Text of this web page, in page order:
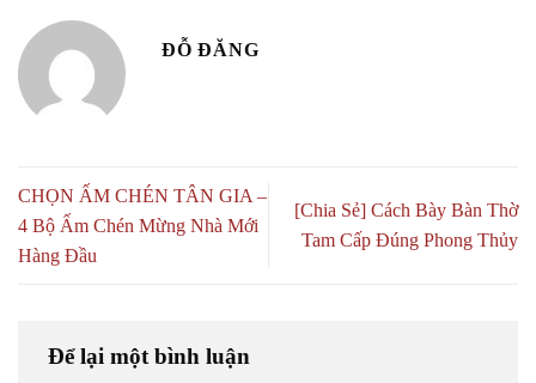
ĐỖ ĐĂNG
CHỌN ẤM CHÉN TÂN GIA –
4 Bộ Ấm Chén Mừng Nhà Mới
Hàng Đầu
[Chia Sẻ] Cách Bày Bàn Thờ
Tam Cấp Đúng Phong Thủy
Để lại một bình luận